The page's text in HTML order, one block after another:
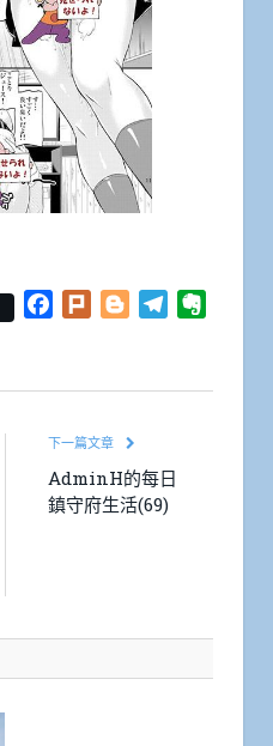
Facebook
Plurk BloggerTelegram
下一篇文章
AdminH的每日
鎮守府生活(69)